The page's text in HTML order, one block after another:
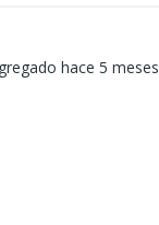
hace 5 meses